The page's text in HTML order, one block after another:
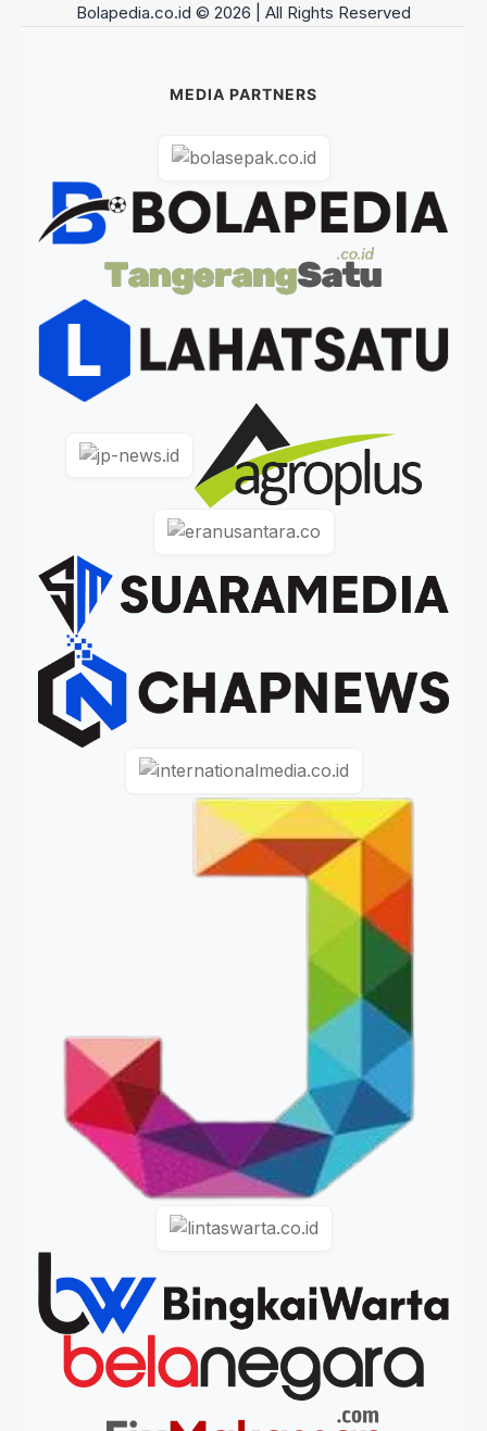
Bolapedia.co.id © 2026 | All Rights Reserved
MEDIA PARTNERS